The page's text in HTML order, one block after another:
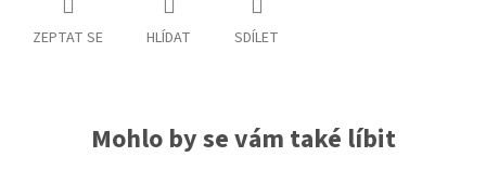
ZEPTAT SE HLÍDAT SDÍLET
Mohlo by se vám také líbit